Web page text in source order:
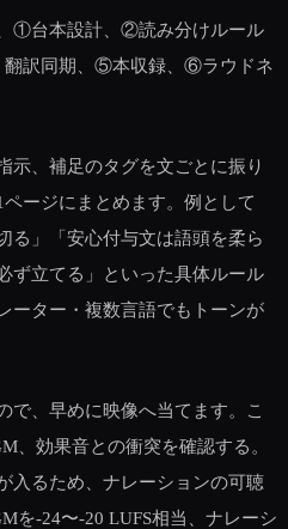
①台本設計、②読み分けルール
訳同期、⑤本収録、⑥ラウドネ
示、補足のタグを文ごとに振り
ージにまとめます。例として
る」「安心付与文は語頭を柔ら
ず立てる」といった具体ルール
ーター・複数言語でもトーンが
で、早めに映像へ当てます。こ
、効果音との衝突を確認する。
入るため、ナレーションの可聴
を-24〜-20 LUFS相当、ナレーシ